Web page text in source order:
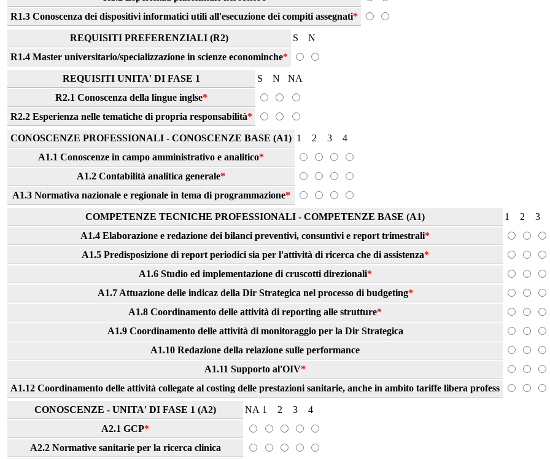
R1.3 Conoscenza dei dispositivi informatici utili all'esecuzione dei compiti assegnati*
REQUISITI PREFERENZIALI (R2) S
N
R1.4 Master universitario/specializzazione in scienze econominche*
REQUISITI UNITA' DI FASE 1 S N
NA
R2.1 Conoscenza della lingue inglse*
R2.2 Esperienza nelle tematiche di propria responsabilità*
CONOSCENZE PROFESSIONALI - CONOSCENZE BASE (A1) 1 2 3
4
A1.1 Conoscenze in campo amministrativo e analitico*
A1.2 Contabilità analitica generale*
A1.3 Normativa nazionale e regionale in tema di programmazione*
COMPETENZE TECNICHE PROFESSIONALI - COMPETENZE BASE (A1) 1 2
3
A1.4 Elaborazione e redazione dei bilanci preventivi, consuntivi e report trimestrali*
A1.5 Predisposizione di report periodici sia per l'attività di ricerca che di assistenza*
A1.6 Studio ed implementazione di cruscotti direzionali*
A1.7 Attuazione delle indicaz della Dir Strategica nel processo di budgeting*
A1.8 Coordinamento delle attività di reporting alle strutture*
A1.9 Coordinamento delle attività di monitoraggio per la Dir Strategica
A1.10 Redazione della relazione sulle performance
A1.11 Supporto al'OIV*
A1.12 Coordinamento delle attività collegate al costing delle prestazioni sanitarie, anche in ambito tariffe libera profess
CONOSCENZE - UNITA' DI FASE 1 (A2) NA 1 2 3
4
A2.1 GCP*
A2.2 Normative sanitarie per la ricerca clinica